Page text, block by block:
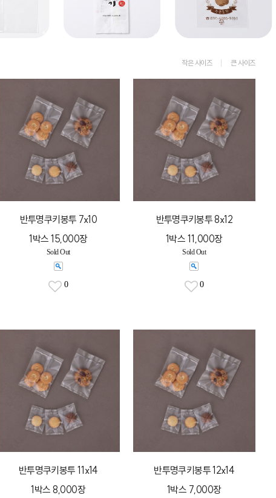
작은 사이즈 큰 사이즈
반투명쿠키봉투 7x10
1박스 15,000장
Sold Out
0
반투명쿠키봉투 8x12
1박스 11,000장
Sold Out
0
반투명쿠키봉투 11x14
1박스 8,000장
반투명쿠키봉투 12x14
1박스 7,000장